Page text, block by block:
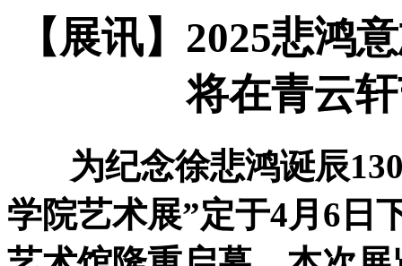
【展讯】2025悲
将在青云
为纪念徐悲鸿诞辰
学院艺术展”定于4月6日